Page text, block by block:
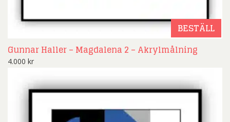
BESTÄLL
Gunnar Haller – Magdalena 2 – Akrylmålning
4.000 kr